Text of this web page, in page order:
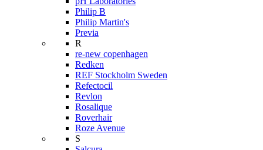
Philip B
Philip Martin's
Previa
R
re-new copenhagen
Redken
REF Stockholm Sweden
Refectocil
Revlon
Rosalique
Roverhair
Roze Avenue
S